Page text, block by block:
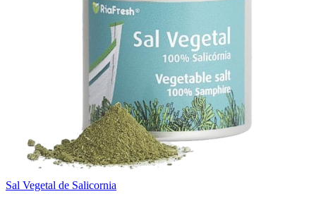
Sal Vegetal de Salicornia